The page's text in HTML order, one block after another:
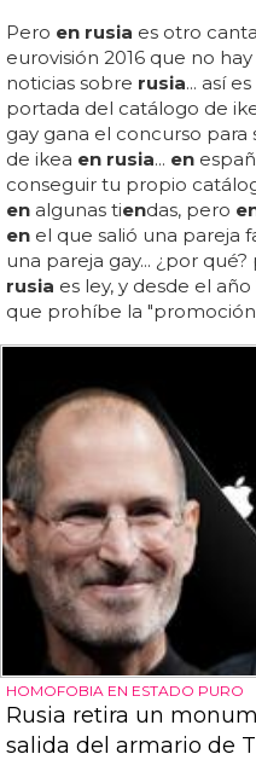
Pero en rusia es otro
eurovisión 2016 que no hay
noticias sobre rusia... así
portada del catálogo de
gay gana el concurso para
de ikea en rusia... en
conseguir tu propio
en algunas tiendas, pero
en el que salió una pareja
una pareja gay... ¿por
rusia es ley, y desde el año
que prohíbe la "promoción
HOMOFOBIA EN ESTADO PURO
Rusia retira un
salida del armario de